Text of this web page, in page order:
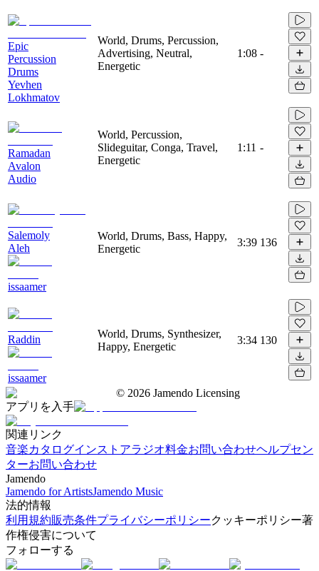
Epic
Percussion
Drums
Yevhen
Lokhmatov
World, Drums, Percussion,
Advertising, Neutral,
Energetic
1:08 -
Ramadan
Avalon
Audio
World, Percussion,
Slideguitar, Conga, Travel,
Energetic
1:11 -
Salemoly
Aleh
issaamer
World, Drums, Bass, Happy,
Energetic
3:39 136
Raddin
issaamer
World, Drums, Synthesizer,
Happy, Energetic
3:34 130
© 2026 Jamendo Licensing
アプリを入手
関連リンク
音楽カタログインストアラジオ料金お問い合わせヘルプセン
ターお問い合わせ
Jamendo
Jamendo for ArtistsJamendo Music
法的情報
利用規約販売条件プライバシーポリシークッキーポリシー著
作権侵害について
フォローする